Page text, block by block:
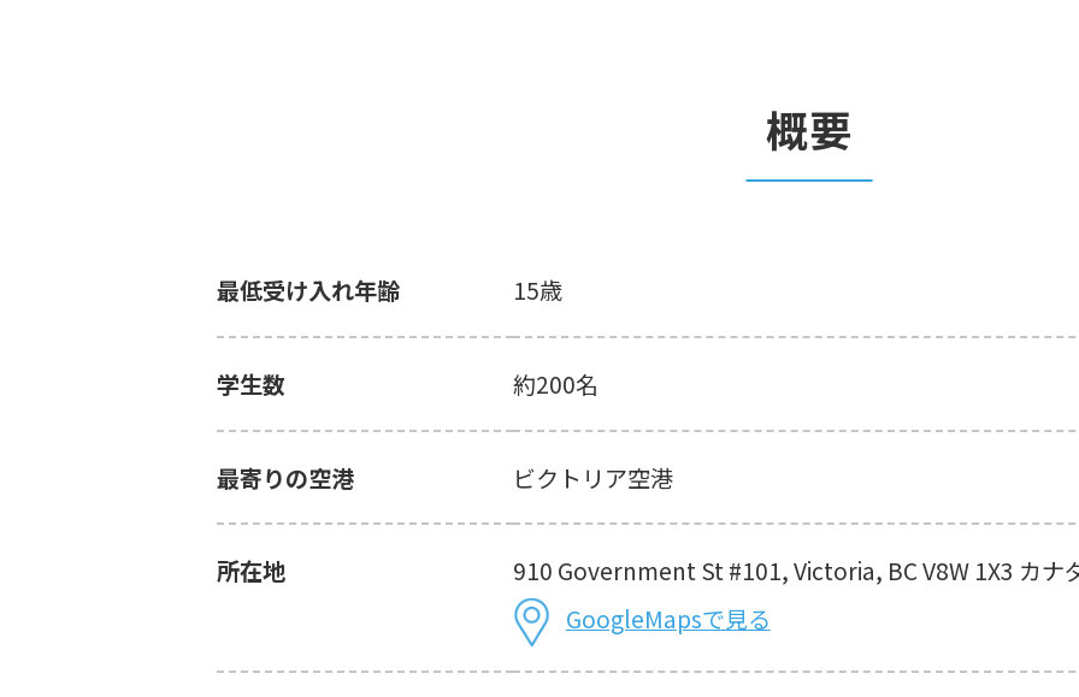
概要
最低受け入れ年齢 15歳
学生数 約200名
最寄りの空港 ビクトリア空港
所在地
910 Government St #101, Victoria, BC V8W 1X3 カナ
GoogleMapsで見る